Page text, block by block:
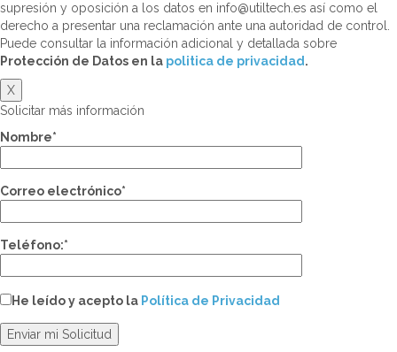
supresión y oposición a los datos en info@utiltech.es así como el
derecho a presentar una reclamación ante una autoridad de control.
Puede consultar la información adicional y detallada sobre
Protección de Datos en la politica de privacidad .
X
Solicitar más información
Nombre*
Correo electrónico*
Teléfono:*
He leído y acepto la Política de Privacidad